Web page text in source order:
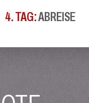
4. TAG:ABREISE